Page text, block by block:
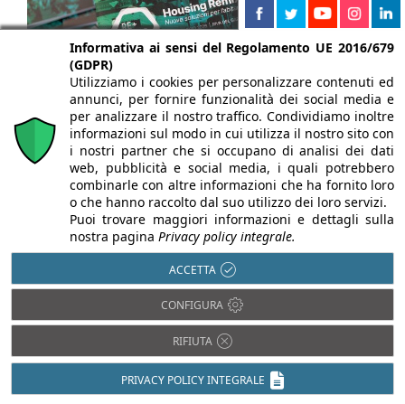
25/05/2026
REbuild 2026, Housing Remix: piano casa
europeo, finanza, produzione ed edilizia
off-site per un abitare sostenibile
Raffaella Capritti
Housing Remix a REbuild 2026: Ezio Micelli sul piano
casa europeo tra finanza mista, regolazione
Informativa ai sensi del Regolamento UE 2016/679
(GDPR)
Utilizziamo i cookies per personalizzare contenuti ed
annunci, per fornire funzionalità dei social media e
per analizzare il nostro traffico. Condividiamo inoltre
informazioni sul modo in cui utilizza il nostro sito con
i nostri partner che si occupano di analisi dei dati
web, pubblicità e social media, i quali potrebbero
combinarle con altre informazioni che ha fornito loro
o che hanno raccolto dal suo utilizzo dei loro servizi.
Puoi trovare maggiori informazioni e dettagli sulla
nostra pagina Privacy policy integrale.
ACCETTA
CONFIGURA
RIFIUTA
PRIVACY POLICY INTEGRALE